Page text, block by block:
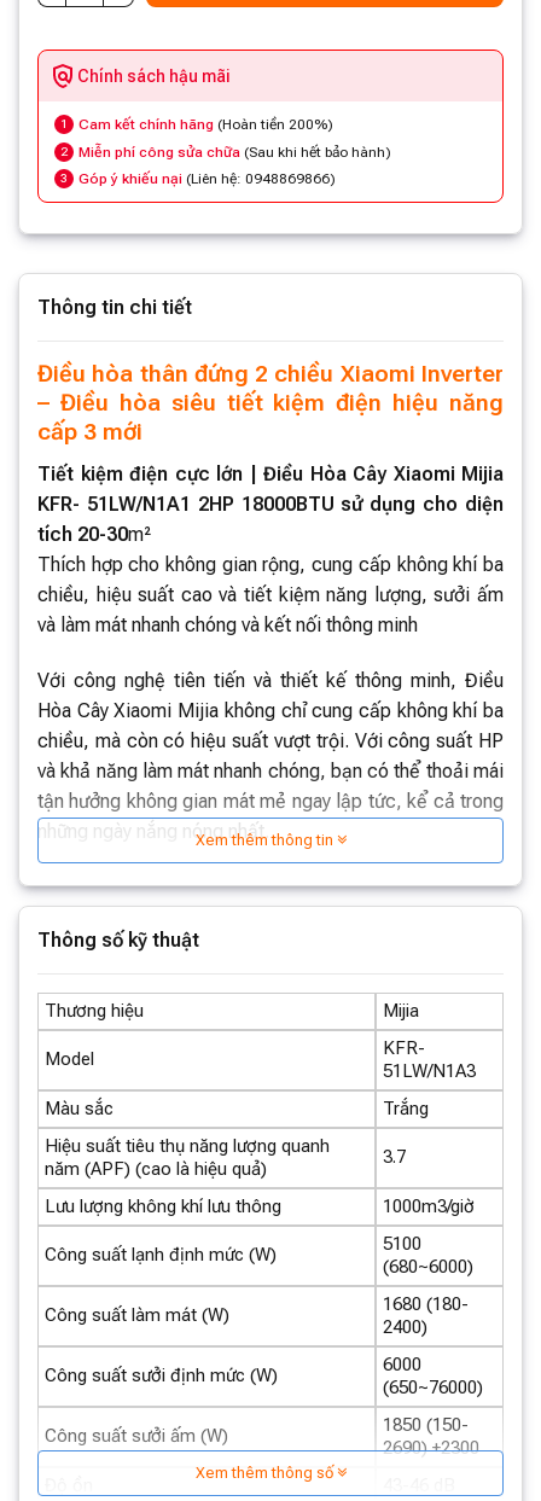
Chính sách hậu mãi
1 Cam kết chính hãng (Hoàn tiền 200%)
2 Miễn phí công sửa chữa (Sau khi hết bảo hành)
3 Góp ý khiếu nại (Liên hệ: 0948869866)
Thông tin chi tiết
Điều hòa thân đứng 2 chiều Xiaomi Inverter
– Điều hòa siêu tiết kiệm điện hiệu năng
cấp 3 mới
Tiết kiệm điện cực lớn | Điều Hòa Cây Xiaomi Mijia
KFR- 51LW/N1A1 2HP 18000BTU sử dụng cho diện
tích 20-30m²
Thích hợp cho không gian rộng, cung cấp không khí ba
chiều, hiệu suất cao và tiết kiệm năng lượng, sưởi ấm
và làm mát nhanh chóng và kết nối thông minh
Với công nghệ tiên tiến và thiết kế thông minh, Điều
Hòa Cây Xiaomi Mijia không chỉ cung cấp không khí ba
chiều, mà còn có hiệu suất vượt trội. Với công suất HP
và khả năng làm mát nhanh chóng, bạn có thể thoải mái
tận hưởng không gian mát mẻ ngay lập tức, kể cả trong
những ngày nắng nóng nhất.
Một trong những ưu điểm lớn nhất của sản phẩm này
tiên tiến như chế độ tiết kiệm năng lượng thông minh,
tận hưởng không gian mát mẻ mà thiết bị mang lại.
Xem thêm thông tin
Thông số kỹ thuật
Thương hiệu Mijia
Model
KFR-
51LW/N1A3
Màu sắc
Trắng
Hiệu suất tiêu thụ năng lượng quanh
năm (APF) (cao là hiệu quả)
3.7
Lưu lượng không khí lưu thông 1000m3/giờ
Công suất lạnh định mức (W)
5100
(680~6000)
Công suất làm mát (W)
1680 (180-
2400)
Công suất sưởi định mức (W)
6000
(650~76000)
Công suất sưởi ấm (W)
1850 (150-
2690) +2300
Xem thêm thông số